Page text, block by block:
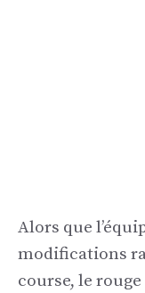
Alors que
modifications
course, le